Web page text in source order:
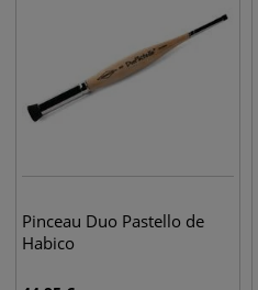
Pinceau Duo Pastello de
Habico